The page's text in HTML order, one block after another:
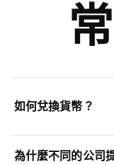
如何兌換貨幣？
為什麼不同的公司